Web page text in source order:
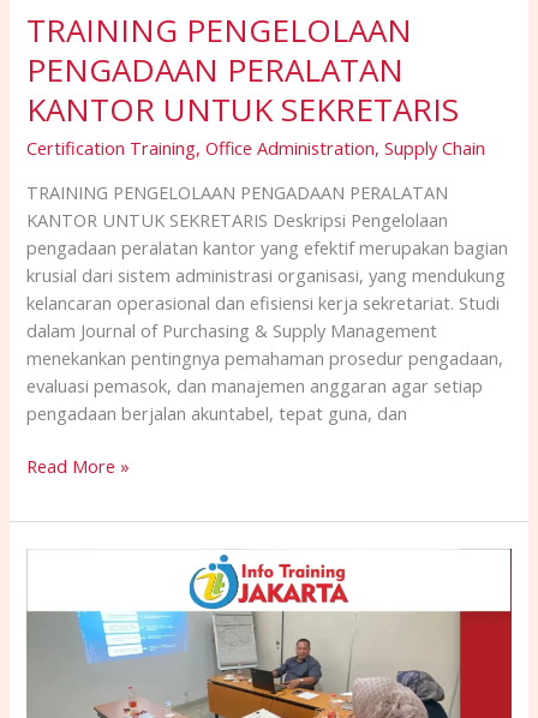
TRAINING PENGELOLAAN
PENGADAAN PERALATAN
KANTOR UNTUK SEKRETARIS
Certification Training,Office Administration,Supply Chain
TRAINING PENGELOLAAN PENGADAAN PERALATAN
KANTOR UNTUK SEKRETARIS Deskripsi Pengelolaan
pengadaan peralatan kantor yang efektif merupakan bagian
krusial dari sistem administrasi organisasi, yang mendukung
kelancaran operasional dan efisiensi kerja sekretariat. Studi
dalam Journal of Purchasing & Supply Management
menekankan pentingnya pemahaman prosedur pengadaan,
evaluasi pemasok, dan manajemen anggaran agar setiap
pengadaan berjalan akuntabel, tepat guna, dan
Read More »
KINERJA
LINGKUNGAN
PEMERINTAHAN